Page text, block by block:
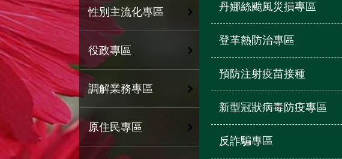
性別主流化專區
役政專區
調解業務專區
原住民專區
丹娜絲颱風災損專區
登革熱防治專區
預防注射疫苗接種
新型冠狀病毒防疫專區
反詐騙專區